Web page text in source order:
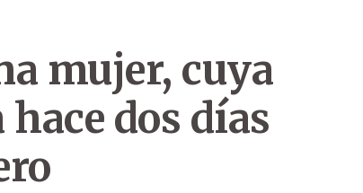
mujer, cuya
dos días